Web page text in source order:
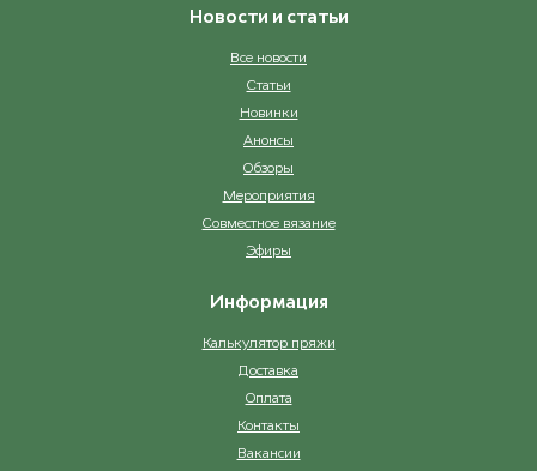
Новости и статьи
Все новости
Статьи
Новинки
Анонсы
Обзоры
Мероприятия
Совместное вязание
Эфиры
Информация
Калькулятор пряжи
Доставка
Оплата
Контакты
Вакансии